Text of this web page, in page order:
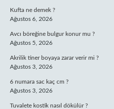
Kufta ne demek ?
Ağustos 6, 2026
Avcı böreğine bulgur konur mu ?
Ağustos 5, 2026
Akrilik tiner boyaya zarar verir mi ?
Ağustos 3, 2026
6 numara sac kaç cm ?
Ağustos 3, 2026
Tuvalete kostik nasıl dökülür ?